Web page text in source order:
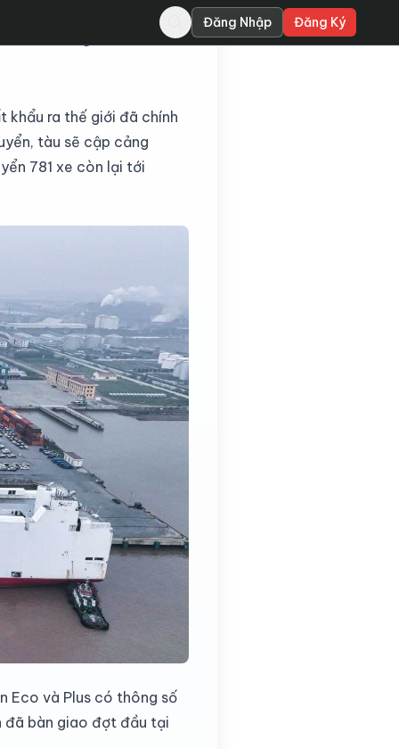
Đăng Nhập Đăng Ký
vào tháng 5 và khách
khẩu ra thế giới đã chính
tàu sẽ cập cảng
781 xe còn lại tới
Eco và Plus có thông số
đã bàn giao đợt đầu tại